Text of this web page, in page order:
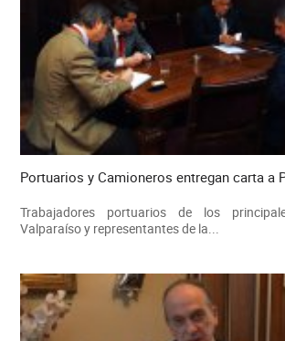
Portuarios y Camioneros entregan carta a
Trabajadores portuarios de los
Valparaíso y representantes de la...